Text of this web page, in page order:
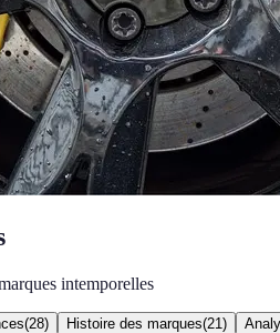
intemporelles
(28) Histoire des marques(21 )